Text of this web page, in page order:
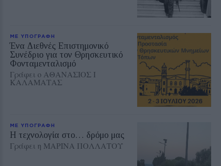
ΜΕ ΥΠΟΓΡΑΦΗ
Ένα Διεθνές Επιστημονικό
Συνέδριο για τον Θρησκευτικό
Φονταμενταλισμό
Γράφει ο ΑΘΑΝΑΣΙΟΣ Ι
ΚΑΛΑΜΑΤΑΣ
ΜΕ ΥΠΟΓΡΑΦΗ
Η τεχνολογία στο… δρόμο μας
Γράφει η ΜΑΡΙΝΑ ΠΟΛΛΑΤΟΥ